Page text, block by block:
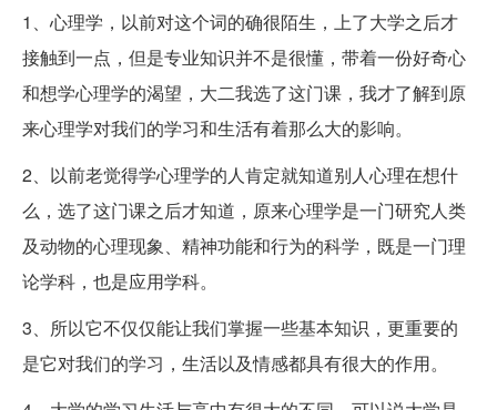
1、心理学，以前对这个词的确很陌生，上了大学之后才
接触到一点，但是专业知识并不是很懂，带着一份好奇心
和想学心理学的渴望，大二我选了这门课，我才了解到原
来心理学对我们的学习和生活有着那么大的影响。
2、以前老觉得学心理学的人肯定就知道别人心理在想什
么，选了这门课之后才知道，原来心理学是一门研究人类
及动物的心理现象、精神功能和行为的科学，既是一门理
论学科，也是应用学科。
3、所以它不仅仅能让我们掌握一些基本知识，更重要的
是它对我们的学习，生活以及情感都具有很大的作用。